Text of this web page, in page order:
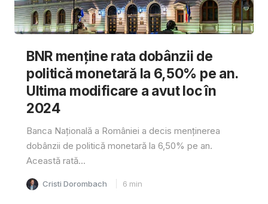
BNR menține rata dobânzii de
politică monetară la 6,50% pe an.
Ultima modificare a avut loc în
2024
Banca Națională a României a decis menținerea
dobânzii de politică monetară la 6,50% pe an.
Această rată...
Cristi Dorombach 6 min